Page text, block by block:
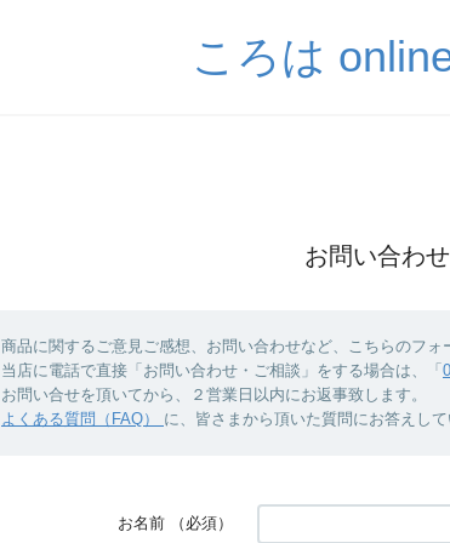
ころは
お問い合わせ
商品に関するご意見ご感想、お問い合わせなど、こちらのフォ
当店に電話で直接「お問い合わせ・ご相談」をする場合は、「
お問い合せを頂いてから、２営業日以内にお返事致します。
よくある質問（FAQ） に、皆さまから頂いた質問にお答えし
お名前 （必須）